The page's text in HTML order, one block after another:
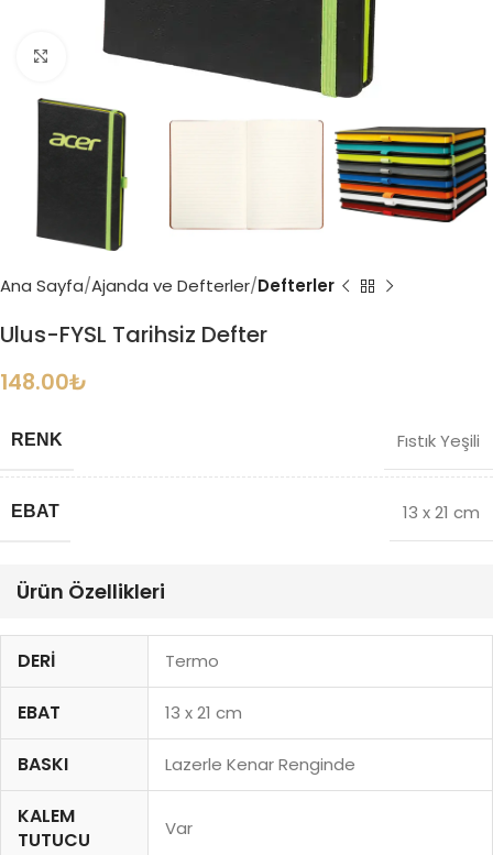
Büyütmek için tıklayın
Ana Sayfa Ajanda ve Defterler Defterler
Ulus-FYSL Tarihsiz Defter
148.00₺
RENK Fıstık Yeşili
EBAT 13 x 21 cm
Ürün Özellikleri
DERI Termo
EBAT 13 x 21 cm
BASKI Lazerle Kenar Renginde
KALEM
TUTUCU
Var